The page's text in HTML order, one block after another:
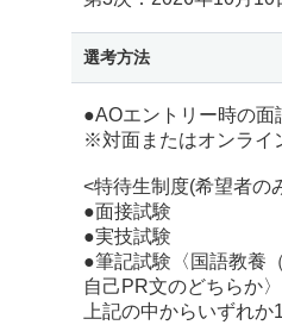
選考方法
●AOエントリー時の面
※対面またはオンライ
<特待生制度(希望者の
●面接試験
●実技試験
●筆記試験〈国語教養
自己PR文のどちらか〉
上記の中からいずれか